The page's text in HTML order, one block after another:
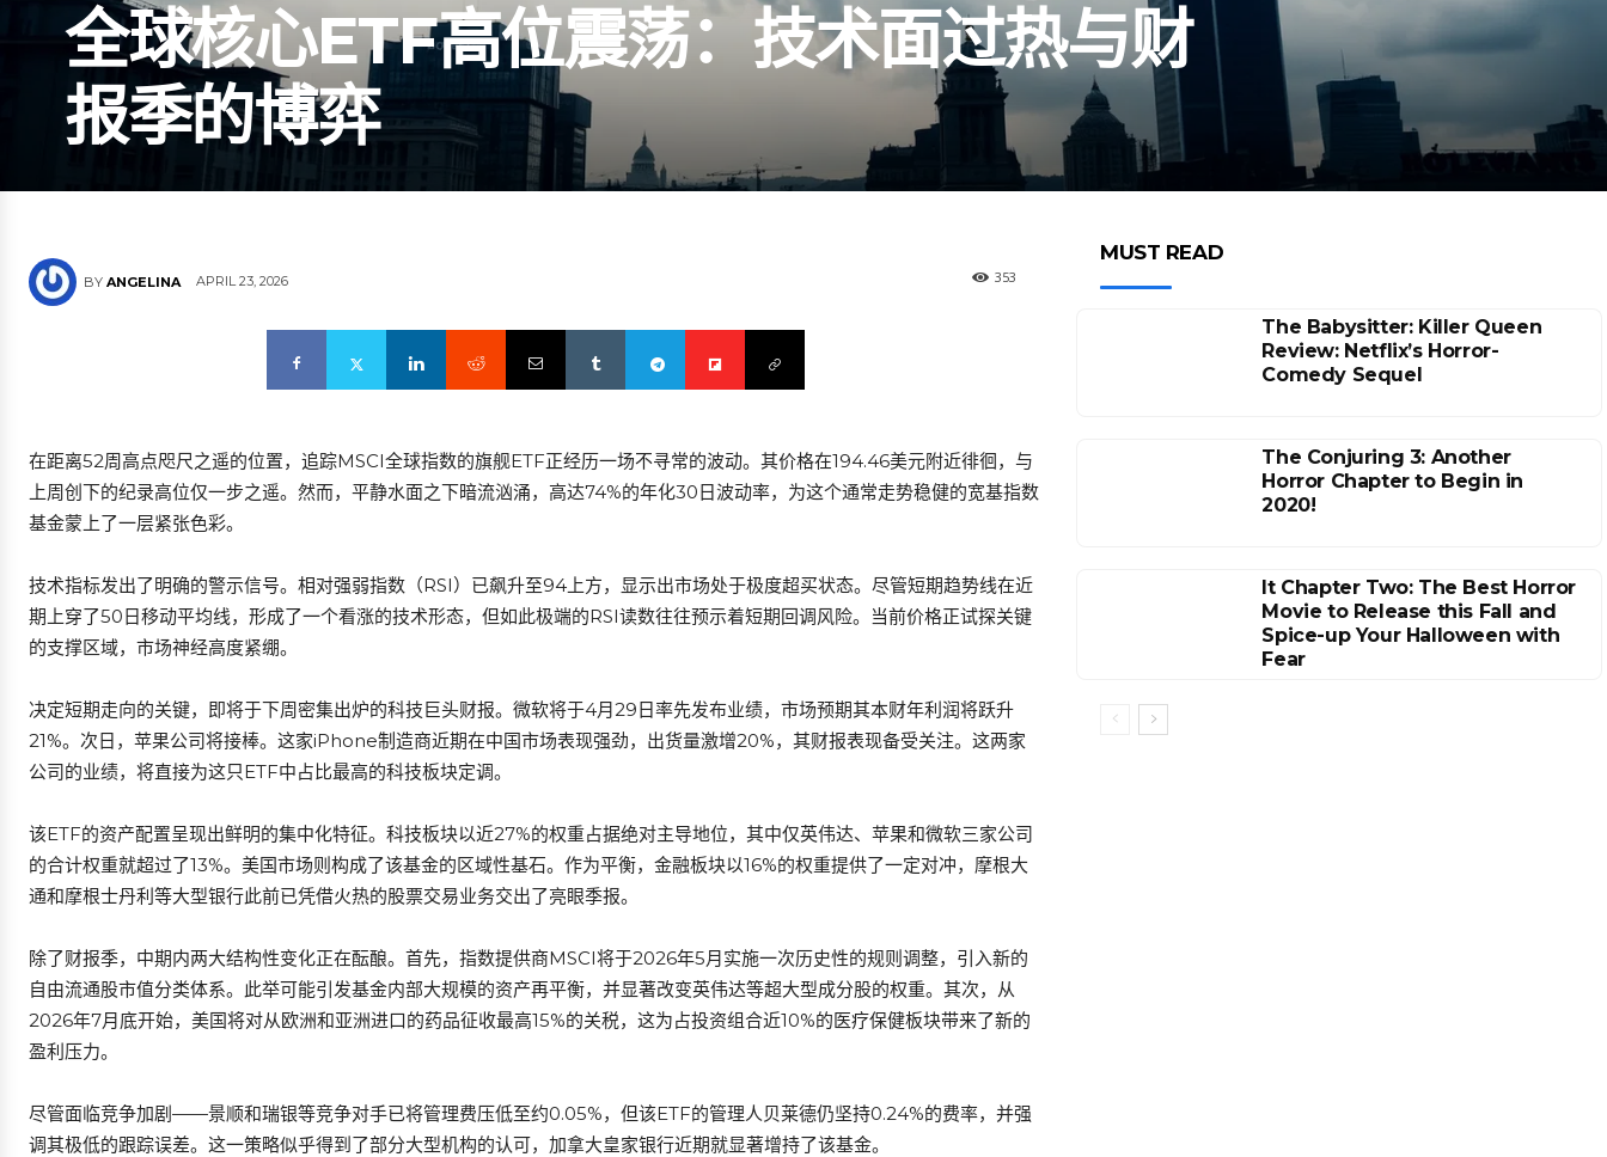
全球核心ETF高位震荡：技术面过热与财
报季的博弈
BY ANGELINA APRIL 23, 2026 353
在距离52周高点咫尺之遥的位置，追踪MSCI全球指数的旗舰ETF正经历一场不寻常的波动。其价格在194.46美元附近徘徊，与
上周创下的纪录高位仅一步之遥。然而，平静水面之下暗流汹涌，高达74%的年化30日波动率，为这个通常走势稳健的宽基指数
基金蒙上了一层紧张色彩。
技术指标发出了明确的警示信号。相对强弱指数（RSI）已飙升至94上方，显示出市场处于极度超买状态。尽管短期趋势线在近
期上穿了50日移动平均线，形成了一个看涨的技术形态，但如此极端的RSI读数往往预示着短期回调风险。当前价格正试探关键
的支撑区域，市场神经高度紧绷。
决定短期走向的关键，即将于下周密集出炉的科技巨头财报。微软将于4月29日率先发布业绩，市场预期其本财年利润将跃升
21%。次日，苹果公司将接棒。这家iPhone制造商近期在中国市场表现强劲，出货量激增20%，其财报表现备受关注。这两家
公司的业绩，将直接为这只ETF中占比最高的科技板块定调。
该ETF的资产配置呈现出鲜明的集中化特征。科技板块以近27%的权重占据绝对主导地位，其中仅英伟达、苹果和微软三家公司
的合计权重就超过了13%。美国市场则构成了该基金的区域性基石。作为平衡，金融板块以16%的权重提供了一定对冲，摩根大
通和摩根士丹利等大型银行此前已凭借火热的股票交易业务交出了亮眼季报。
除了财报季，中期内两大结构性变化正在酝酿。首先，指数提供商MSCI将于2026年5月实施一次历史性的规则调整，引入新的
自由流通股市值分类体系。此举可能引发基金内部大规模的资产再平衡，并显著改变英伟达等超大型成分股的权重。其次，从
2026年7月底开始，美国将对从欧洲和亚洲进口的药品征收最高15%的关税，这为占投资组合近10%的医疗保健板块带来了新的
盈利压力。
尽管面临竞争加剧——景顺和瑞银等竞争对手已将管理费压低至约0.05%，但该ETF的管理人贝莱德仍坚持0.24%的费率，并强
调其极低的跟踪误差。这一策略似乎得到了部分大型机构的认可，加拿大皇家银行近期就显著增持了该基金。
MUST READ
The Babysitter: Killer Queen
Review: Netflix’s Horror-
Comedy Sequel
The Conjuring 3: Another
Horror Chapter to Begin in
2020!
It Chapter Two: The Best Horror
Movie to Release this Fall and
Spice-up Your Halloween with
Fear